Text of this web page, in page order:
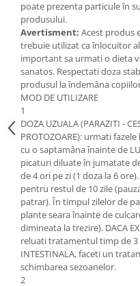
poate prezenta particule în
produsului.
Avertisment: Acest produs
trebuie utilizat ca înlocuitor
important sa urmati o dieta
sanatos. Respectati doza
produsul la îndemâna
MOD DE UTILIZARE
1
DOZA UZUALA (PARAZITI -
PROTOZOARE): urmati
cu o saptamâna înainte de
picaturi diluate în jumatate
de 4 ori pe zi (1 doza la 6
pentru restul de 10 zile
patrar). În timpul zilelor de
plante seara înainte de
dimineata la trezire). DACA
reluati tratamentul timp de 3
INTESTINALA, faceti un
schimbarea sezoanelor.
2